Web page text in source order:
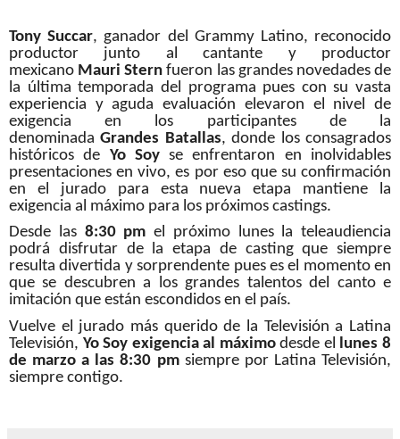
Tony Succar, ganador del Grammy Latino, reconocido
productor junto al cantante y productor
mexicano Mauri Stern fueron las grandes novedades de
la última temporada del programa pues con su vasta
experiencia y aguda evaluación elevaron el nivel de
exigencia en los participantes de la
denominadaGrandes Batallas, donde los consagrados
históricos de Yo Soyse enfrentaron en inolvidables
presentaciones en vivo, es por eso que su confirmación
en el jurado para esta nueva etapa mantiene la
exigencia al máximo para los próximos castings.
Desde las 8:30 pm el próximo lunes la teleaudiencia
podrá disfrutar de la etapa de casting que siempre
resulta divertida y sorprendente pues es el momento en
que se descubren a los grandes talentos del canto e
imitación que están escondidos en el país.
Vuelve el jurado más querido de la Televisión a Latina
Televisión, Yo Soy exigencia al máximodesde el lunes 8
de marzo a las 8:30 pmsiempre por Latina Televisión,
siempre contigo.